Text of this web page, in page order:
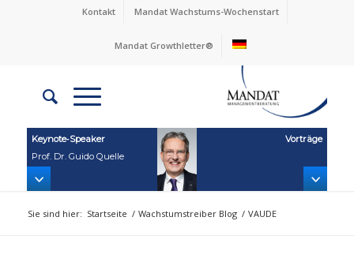
Kontakt Mandat Wachstums-Wochenstart
Mandat Growthletter®
Keynote‑Speaker
Prof. Dr. Guido Quelle
Vorträge
Sie sind hier: Startseite / Wachstumstreiber Blog / VAUDE